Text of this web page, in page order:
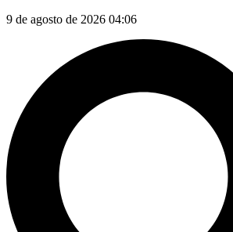
9 de agosto de 2026 04:06